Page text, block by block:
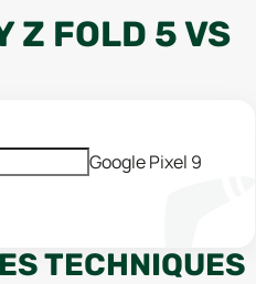
Z FOLD 5VS
Google Pixel 9
TECHNIQUES